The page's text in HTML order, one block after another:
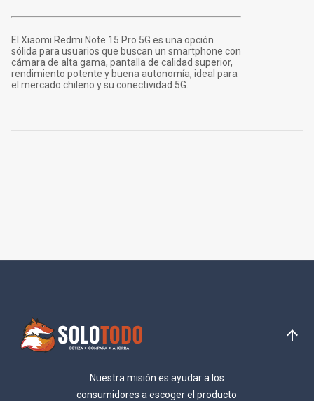
El Xiaomi Redmi Note 15 Pro 5G es una opción
sólida para usuarios que buscan un smartphone con
cámara de alta gama, pantalla de calidad superior,
rendimiento potente y buena autonomía, ideal para
el mercado chileno y su conectividad 5G.
Nuestra misión es ayudar a los
consumidores a escoger el producto